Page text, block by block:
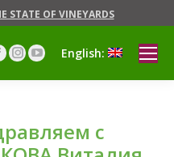
STATE OF VINEYARDS
Instagram
page
new
window
YouTube
page
new
window
English:
с